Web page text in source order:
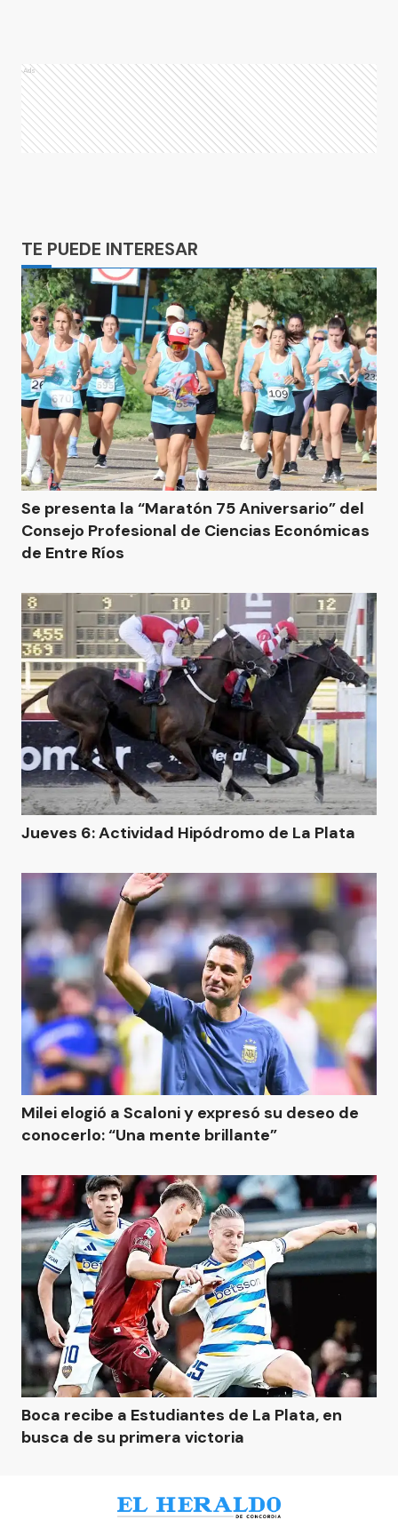
Ads
TE PUEDE INTERESAR
Se presenta la “Maratón 75 Aniversario” del
Consejo Profesional de Ciencias Económicas
de Entre Ríos
Jueves 6: Actividad Hipódromo de La Plata
Milei elogió a Scaloni y expresó su deseo de
conocerlo: “Una mente brillante”
Boca recibe a Estudiantes de La Plata, en
busca de su primera victoria